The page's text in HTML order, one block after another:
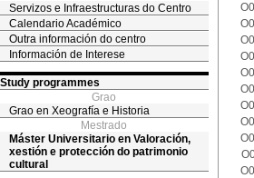
Servizos e Infraestructuras do Centro
Calendario Académico
Outra información do centro
Información de Interese
Study programmes
Grao
Grao en Xeografía e Historia
Mestrado
Máster Universitario en Valoración,
xestión e protección do patrimonio
cultural